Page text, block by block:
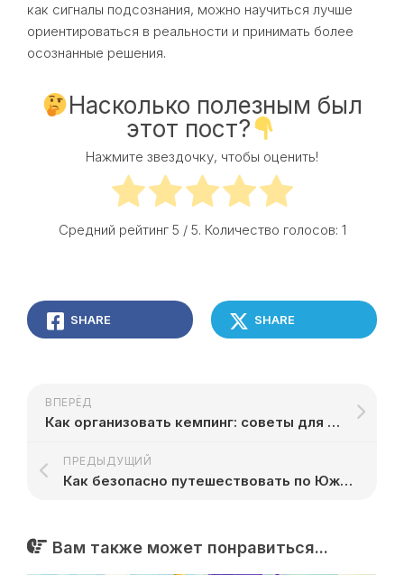
как сигналы подсознания, можно научиться лучше
ориентироваться в реальности и принимать более
осознанные решения.
Насколько полезным был
этот пост?
Нажмите звездочку, чтобы оценить!
Средний рейтинг 5 / 5. Количество голосов: 1
SHARE SHARE
ВПЕРЁД
Как организовать кемпинг: советы для начинающих
ПРЕДЫДУЩИЙ
Как безопасно путешествовать по Южной Америке
Вам также может понравиться...